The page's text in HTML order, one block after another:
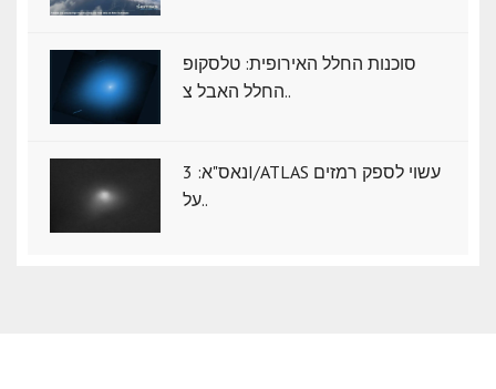
סוכנות החלל האירופית: טלסקופ
החלל האבל צ..
נאס"א: ‏3I/ATLAS עשוי לספק רמזים
על..